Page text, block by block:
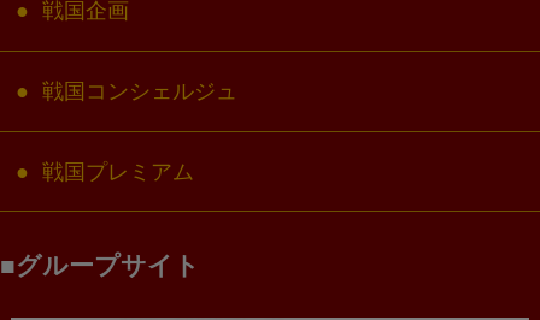
戦国企画
戦国コンシェルジュ
戦国プレミアム
グループサイト